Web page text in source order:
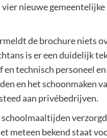
vier nieuwe gemeentelijke
de brochure niets
is er een duidelijk
technisch personeel
en het schoonmaken
aan privébedrijven.
schoolmaaltijden
meteen bekend staat